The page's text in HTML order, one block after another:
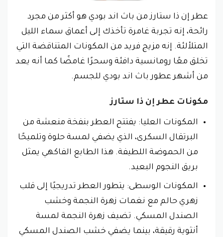
عطر إن ذا ستارز من باث اند بودي هو أكثر من مجرد
رائحة، إنه تجربة غامرة تأخذك إلى أعماق سماء الليل
المتلألئة. إنه مزيج فريد من المكونات المتناقضة التي
تخلق معًا رومانسية دافئة وسحرًا غامضًا كما أنه يعد
من أشهر عطور باث اند بودي للجسم.
مكونات عطر إن ذا ستارز
المكونات العليا: يفتتح العطر بنفخة منعشة من
البرتقال السكرى، الذي يضفي لمسة حلوة وتلميحًا
من الحموضة اللطيفة. هذا الطابع الفاكهي يمثل
بريق النجوم البعيد.
المكونات الوسطى: يتطور العطر تدريجيًا إلى قلب
زهري حالم مع نغمات زهرة النجمة وخشب
الصندل المسكي. تضيف زهرة النجمة لمسة
أنثوية رقيقة، بينما يضفي خشب الصندل المسكي